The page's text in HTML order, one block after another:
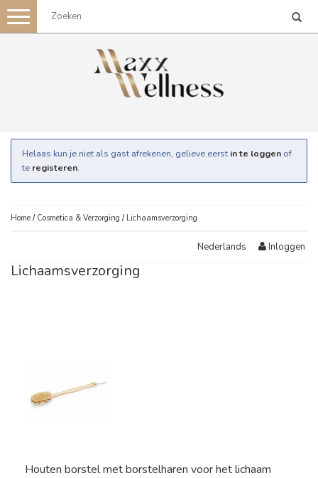
Toggle
navigation
Helaas kun je niet als gast afrekenen, gelieve eerst in te loggen of
te registeren.
Home / Cosmetica & Verzorging / Lichaamsverzorging
Nederlands Inloggen
Lichaamsverzorging
Houten borstel met borstelharen voor het lichaam